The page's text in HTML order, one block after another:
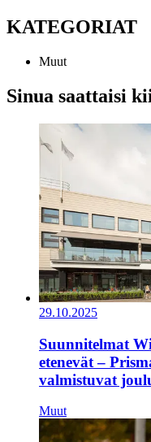
KATEGORIAT
Muut
Sinua saattaisi
29.10.2025
Suunnitelmat
etenevät –
valmistuvat
Muut